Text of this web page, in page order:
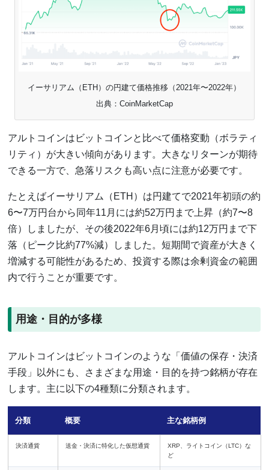
イーサリアム（ETH）の円建て価格推移（2021年〜2022年）
出典：CoinMarketCap
アルトコインはビットコインと比べて価格変動（ボラティ
リティ）が大きい傾向があります。大きなリターンが期待
できる一方で、急落リスクも高い点に注意が必要です。
たとえばイーサリアム（ETH）は円建てで2021年初頭の約
6〜7万円台から同年11月には約52万円まで上昇（約7〜8
倍）しましたが、その後2022年6月頃には約12万円まで下
落（ピーク比約77%減）しました。短期間で資産が大きく
増減する可能性があるため、投資する際は余剰資金の範囲
内で行うことが重要です。
用途・目的が多様
アルトコインはビットコインのような「価値の保存・決済
手段」以外にも、さまざまな用途・目的を持つ銘柄が存在
します。主に以下の4種類に分類されます。
分類 概要 主な銘柄例
決済通貨 送金・決済に特化した仮想通貨
XRP、ライトコイン（LTC）な
ど